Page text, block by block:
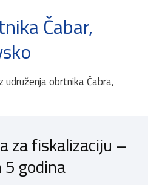
Čabar,
obrtnika Čabra,
za fiskalizaciju –
5 godina